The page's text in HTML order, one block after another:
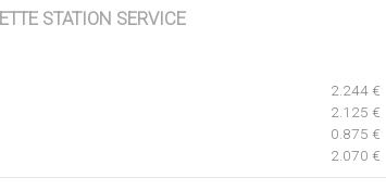
STATION SERVICE
2.244 €
2.125 €
0.875 €
2.070 €